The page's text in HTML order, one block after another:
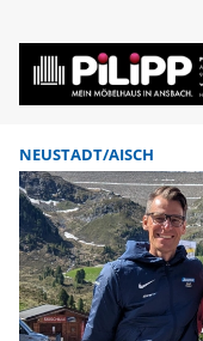
NEUSTADT/AISCH